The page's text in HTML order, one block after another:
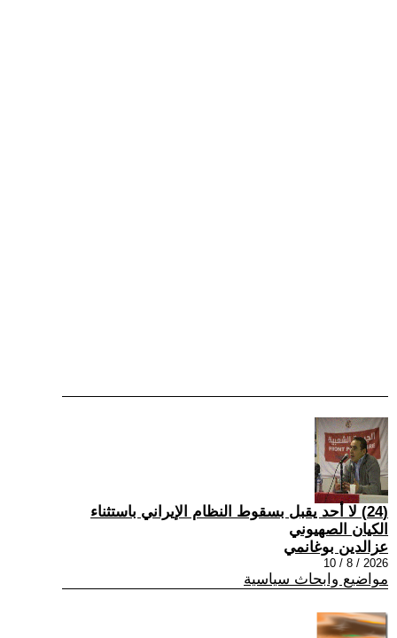
(24) لا أحد يقبل بسقوط النظام الإيراني باستثناء
الكيان الصهيوني
عزالدين بوغانمي
2026 / 8 / 10
مواضيع وابحاث سياسية